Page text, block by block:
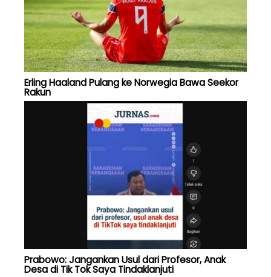
Erling Haaland Pulang ke Norwegia Bawa Seekor
Rakun
Prabowo: Jangankan Usul dari Profesor, Anak
Desa di Tik Tok Saya Tindaklanjuti